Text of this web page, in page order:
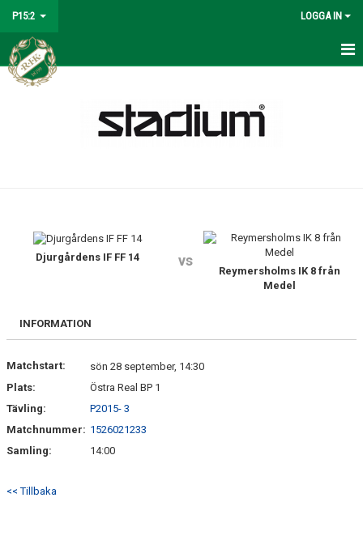
P15:2 LOGGA IN
HEM
BILDGALLERI
KONTAKT
Djurgårdens IF FF 14 vs
Reymersholms IK 8 från
Medel
INFORMATION
Matchstart:
sön 28 september, 14:30
Plats:
Östra Real BP 1
Tävling:
P2015- 3
Matchnummer: 1526021233
Samling:
14:00
<< Tillbaka